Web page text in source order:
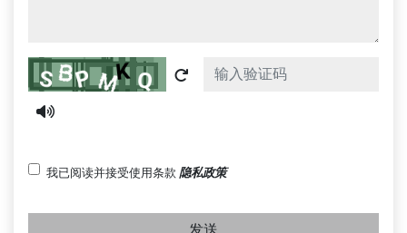
Captcha
我已阅读并接受使用条款 隐私政策